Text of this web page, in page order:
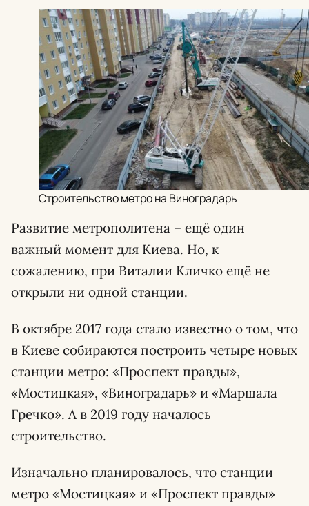
Строительство метро на Виноградарь
Развитие метрополитена – ещё один
важный момент для Киева. Но, к
сожалению, при Виталии Кличко ещё не
открыли ни одной станции.
В октябре 2017 года стало известно о том, что
в Киеве собираются построить четыре новых
станции метро: «Проспект правды»,
«Мостицкая», «Виноградарь» и «Маршала
Гречко». А в 2019 году началось
строительство.
Изначально планировалось, что станции
метро «Мостицкая» и «Проспект правды»